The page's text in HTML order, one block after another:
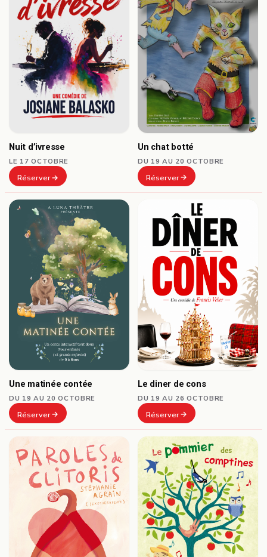
Nuit d’ivresse
LE 17 OCTOBRE
Réserver
Un chat botté
DU 19 AU 20 OCTOBRE
Réserver
Une matinée contée
DU 19 AU 20 OCTOBRE
Réserver
Le diner de cons
DU 19 AU 26 OCTOBRE
Réserver